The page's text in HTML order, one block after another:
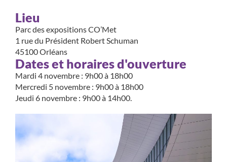
Lieu
Parc des expositions CO’Met
1 rue du Président Robert Schuman
45100 Orléans
Dates et horaires d'ouverture
Mardi 4 novembre : 9h00 à 18h00
Mercredi 5 novembre : 9h00 à 18h00
Jeudi 6 novembre : 9h00 à 14h00.